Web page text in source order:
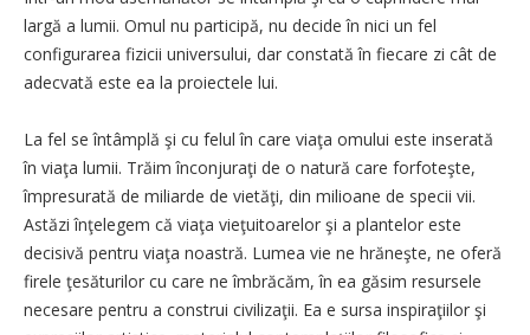
largă a lumii. Omul nu participă, nu decide în nici un fel
configurarea fizicii universului, dar constată în fiecare zi cât de
adecvată este ea la proiectele lui.
La fel se întâmplă şi cu felul în care viaţa omului este inserată
în viaţa lumii. Trăim înconjuraţi de o natură care forfoteşte,
împresurată de miliarde de vietăţi, din milioane de specii vii.
Astăzi înţelegem că viaţa vieţuitoarelor şi a plantelor este
decisivă pentru viaţa noastră. Lumea vie ne hrăneşte, ne oferă
firele ţesăturilor cu care ne îmbrăcăm, în ea găsim resursele
necesare pentru a construi civilizaţii. Ea e sursa inspiraţiilor şi